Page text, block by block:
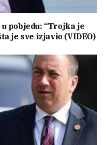
pobjedu: “Trojka je
je sve izjavio (VIDEO)